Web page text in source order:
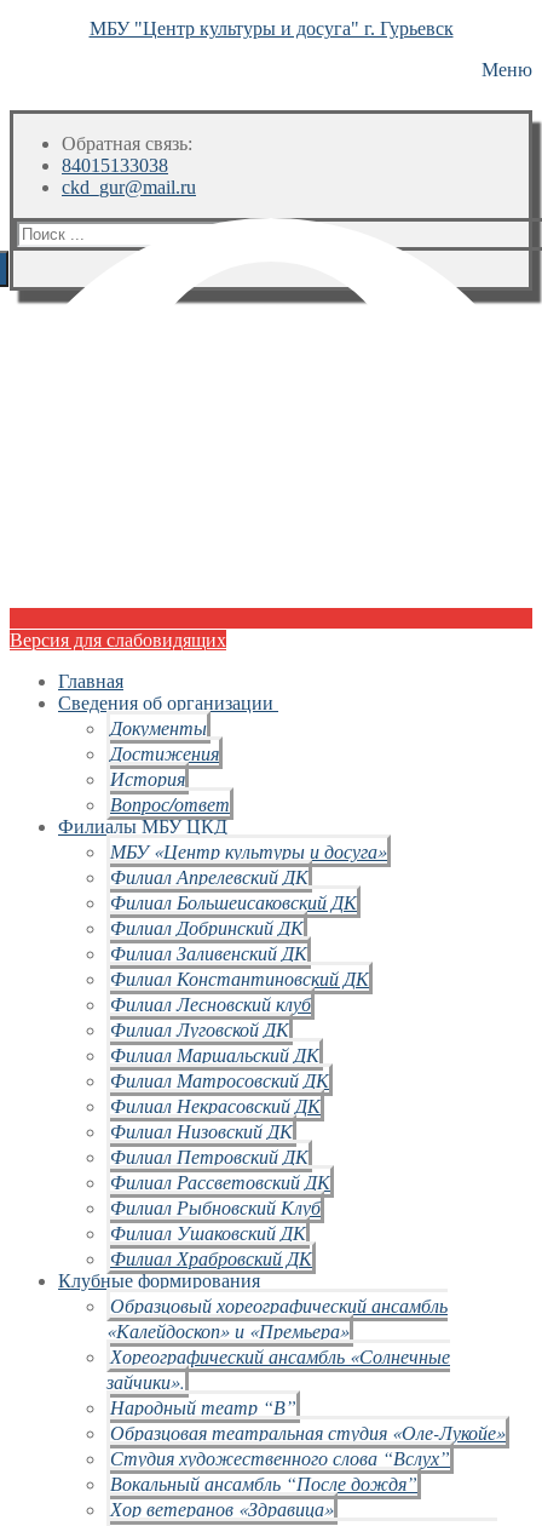
МБУ "Центр культуры и досуга" г. Гурьевск
Меню
Обратная связь:
84015133038
ckd_gur@mail.ru
Искать:
Версия для слабовидящих
Главная
Сведения об организации
Документы
Достижения
История
Вопрос/ответ
Филиалы МБУ ЦКД
МБУ «Центр культуры и досуга»
Филиал Апрелевский ДК
Филиал Большеисаковский ДК
Филиал Добринский ДК
Филиал Заливенский ДК
Филиал Константиновский ДК
Филиал Лесновский клуб
Филиал Луговской ДК
Филиал Маршальский ДК
Филиал Матросовский ДК
Филиал Некрасовский ДК
Филиал Низовский ДК
Филиал Петровский ДК
Филиал Рассветовский ДК
Филиал Рыбновский Клуб
Филиал Ушаковский ДК
Филиал Храбровский ДК
Клубные формирования
Образцовый хореографический ансамбль
«Калейдоскоп» и «Премьера»
Хореографический ансамбль «Солнечные
зайчики».
Народный театр “В”
Образцовая театральная студия «Оле-Лукойе»
Студия художественного слова “Вслух”
Вокальный ансамбль “После дождя”
Хор ветеранов «Здравица»